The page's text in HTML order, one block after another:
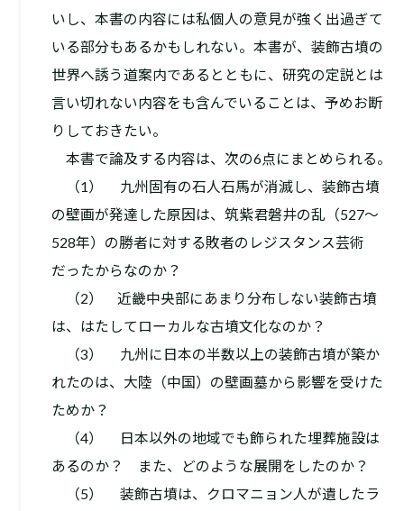
いし、本書の内容には私個人の意見が強く出過ぎて
いる部分もあるかもしれない。本書が、装飾古墳の
世界へ誘う道案内であるとともに、研究の定説とは
言い切れない内容をも含んでいることは、予めお断
りしておきたい。
本書で論及する内容は、次の6点にまとめられる。
（1） 九州固有の石人石馬が消滅し、装飾古墳
の壁画が発達した原因は、筑紫君磐井の乱（527～
528年）の勝者に対する敗者のレジスタンス芸術
だったからなのか？
（2） 近畿中央部にあまり分布しない装飾古墳
は、はたしてローカルな古墳文化なのか？
（3） 九州に日本の半数以上の装飾古墳が築か
れたのは、大陸（中国）の壁画墓から影響を受けた
ためか？
（4） 日本以外の地域でも飾られた埋葬施設は
あるのか？ また、どのような展開をしたのか？
（5） 装飾古墳は、クロマニョン人が遺したラ